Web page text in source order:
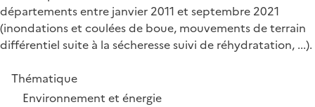
départements entre janvier 2011 et septembre 2021
(inondations et coulées de boue, mouvements de terrain
différentiel suite à la sécheresse suivi de réhydratation, ...).
Thématique
Environnement et énergie